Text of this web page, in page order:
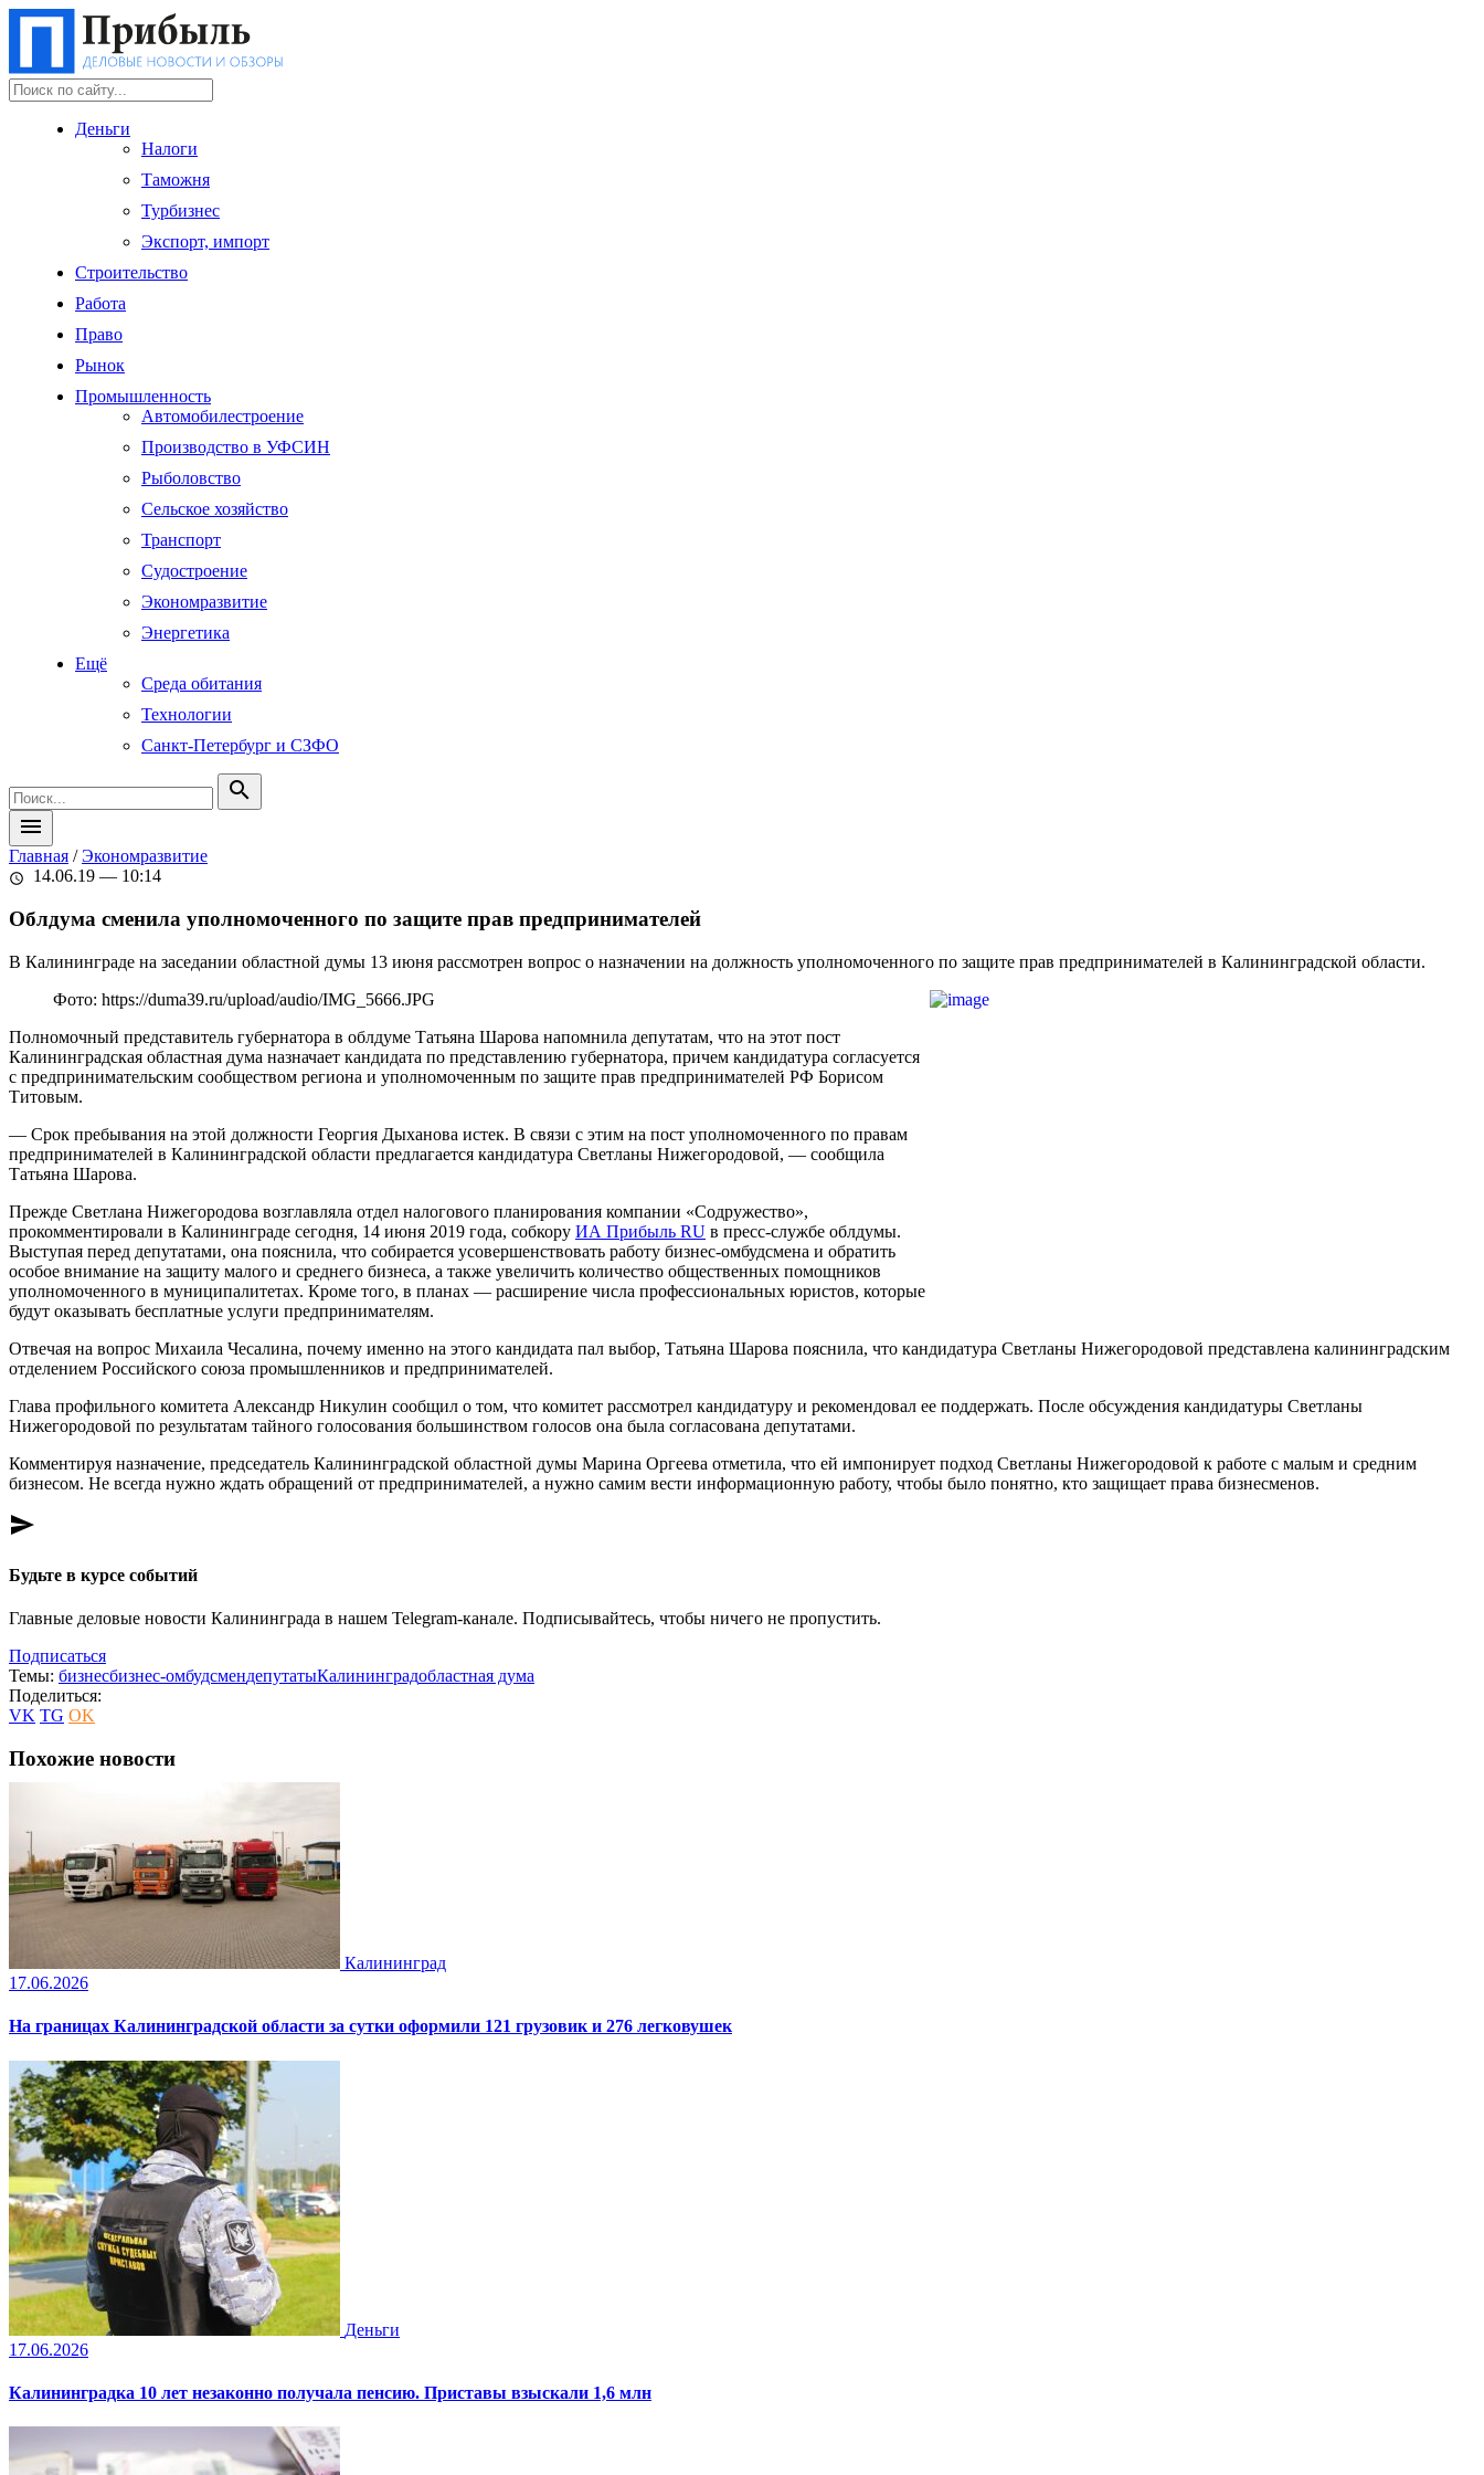
Деньги
Налоги
Таможня
Турбизнес
Экспорт, импорт
Строительство
Работа
Право
Рынок
Промышленность
Автомобилестроение
Производство в УФСИН
Рыболовство
Сельское хозяйство
Транспорт
Судостроение
Экономразвитие
Энергетика
Ещё
Среда обитания
Технологии
Санкт-Петербург и СЗФО
search
menu
Главная /Экономразвитие
schedule 14.06.19 — 10:14
Облдума сменила уполномоченного по защите прав предпринимателей
В Калининграде на заседании областной думы 13 июня рассмотрен вопрос о назначении на должность уполномоченного по защите прав предпринимателей в Калининградской области.
Фото: https://duma39.ru/upload/audio/IMG_5666.JPG
Полномочный представитель губернатора в облдуме Татьяна Шарова напомнила депутатам, что на этот пост
Калининградская областная дума назначает кандидата по представлению губернатора, причем кандидатура согласуется
с предпринимательским сообществом региона и уполномоченным по защите прав предпринимателей РФ Борисом
Титовым.
— Срок пребывания на этой должности Георгия Дыханова истек. В связи с этим на пост уполномоченного по правам
предпринимателей в Калининградской области предлагается кандидатура Светланы Нижегородовой, — сообщила
Татьяна Шарова.
Прежде Светлана Нижегородова возглавляла отдел налогового планирования компании «Содружество»,
прокомментировали в Калининграде сегодня, 14 июня 2019 года, собкору ИА Прибыль RU в пресс-службе облдумы.
Выступая перед депутатами, она пояснила, что собирается усовершенствовать работу бизнес-омбудсмена и обратить
особое внимание на защиту малого и среднего бизнеса, а также увеличить количество общественных помощников
уполномоченного в муниципалитетах. Кроме того, в планах — расширение числа профессиональных юристов, которые
будут оказывать бесплатные услуги предпринимателям.
Отвечая на вопрос Михаила Чесалина, почему именно на этого кандидата пал выбор, Татьяна Шарова пояснила, что кандидатура Светланы Нижегородовой представлена калининградским
отделением Российского союза промышленников и предпринимателей.
Глава профильного комитета Александр Никулин сообщил о том, что комитет рассмотрел кандидатуру и рекомендовал ее поддержать. После обсуждения кандидатуры Светланы
Нижегородовой по результатам тайного голосования большинством голосов она была согласована депутатами.
Комментируя назначение, председатель Калининградской областной думы Марина Оргеева отметила, что ей импонирует подход Светланы Нижегородовой к работе с малым и средним
бизнесом. Не всегда нужно ждать обращений от предпринимателей, а нужно самим вести информационную работу, чтобы было понятно, кто защищает права бизнесменов.
send
Будьте в курсе событий
Главные деловые новости Калининграда в нашем Telegram-канале. Подписывайтесь, чтобы ничего не пропустить.
Подписаться
Темы: бизнесбизнес-омбудсмендепутатыКалининградобластная дума
Поделиться:
VK TG OK
Похожие новости
Калининград
17.06.2026
На границах Калининградской области за сутки оформили 121 грузовик и 276 легковушек
Деньги
17.06.2026
Калининградка 10 лет незаконно получала пенсию. Приставы взыскали 1,6 млн